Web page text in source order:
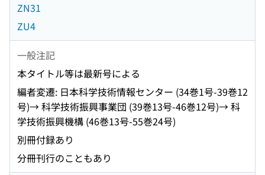
ZN31
ZU4
一般注記
本タイトル等は最新号による
編者変遷: 日本科学技術情報センター (34巻1号-39巻12
号)→ 科学技術振興事業団 (39巻13号-46巻12号)→ 科
学技術振興機構 (46巻13号-55巻24号)
別冊付録あり
分冊刊行のこともあり